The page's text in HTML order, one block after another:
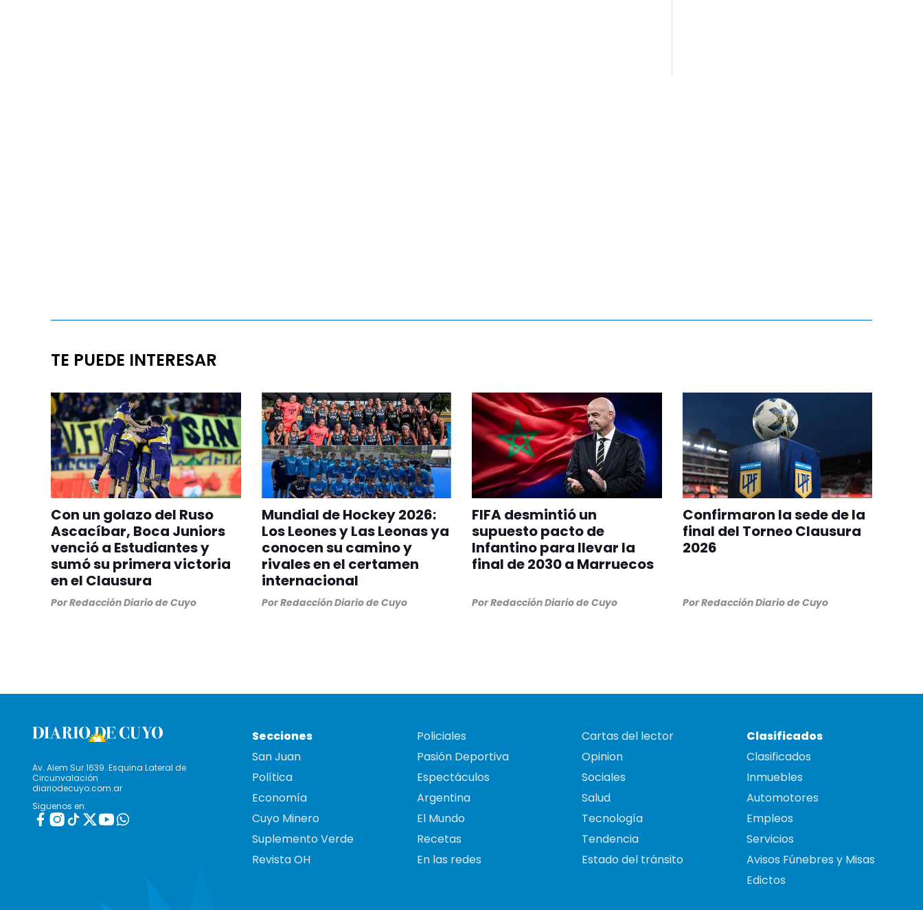
TE PUEDE INTERESAR
Con un golazo del Ruso
Ascacíbar, Boca Juniors
venció a Estudiantes y
sumó su primera victoria
en el Clausura
PorRedacción Diario de Cuyo
Mundial de Hockey 2026:
Los Leones y Las Leonas ya
conocen su camino y
rivales en el certamen
internacional
PorRedacción Diario de Cuyo
FIFA desmintió un
supuesto pacto de
Infantino para llevar la
final de 2030 a Marruecos
PorRedacción Diario de Cuyo
Confirmaron la sede de la
final del Torneo Clausura
2026
PorRedacción Diario de Cuyo
Av. Alem Sur 1639. Esquina Lateral de
Circunvalación
diariodecuyo.com.ar
Siguenos en:
Secciones
San Juan
Política
Economía
Cuyo Minero
Suplemento Verde
Revista OH
Policiales
Pasión Deportiva
Espectáculos
Argentina
El Mundo
Recetas
En las redes
Cartas del lector
Opinion
Sociales
Salud
Tecnología
Tendencia
Estado del tránsito
Clasificados
Clasificados
Inmuebles
Automotores
Empleos
Servicios
Avisos Fúnebres y Misas
Edictos